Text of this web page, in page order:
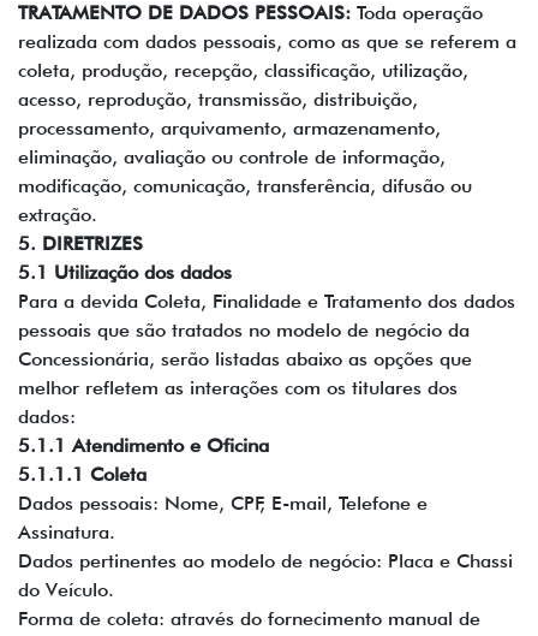
TRATAMENTO DE DADOS PESSOAIS: Toda operação
realizada com dados pessoais, como as que se referem a
coleta, produção, recepção, classificação, utilização,
acesso, reprodução, transmissão, distribuição,
processamento, arquivamento, armazenamento,
eliminação, avaliação ou controle de informação,
modificação, comunicação, transferência, difusão ou
extração.
5. DIRETRIZES
5.1 Utilização dos dados
Para a devida Coleta, Finalidade e Tratamento dos dados
pessoais que são tratados no modelo de negócio da
Concessionária, serão listadas abaixo as opções que
melhor refletem as interações com os titulares dos
dados:
5.1.1 Atendimento e Oficina
5.1.1.1 Coleta
Dados pessoais: Nome, CPF, E-mail, Telefone e
Assinatura.
Dados pertinentes ao modelo de negócio: Placa e Chassi
do Veículo.
Forma de coleta: através do fornecimento manual de